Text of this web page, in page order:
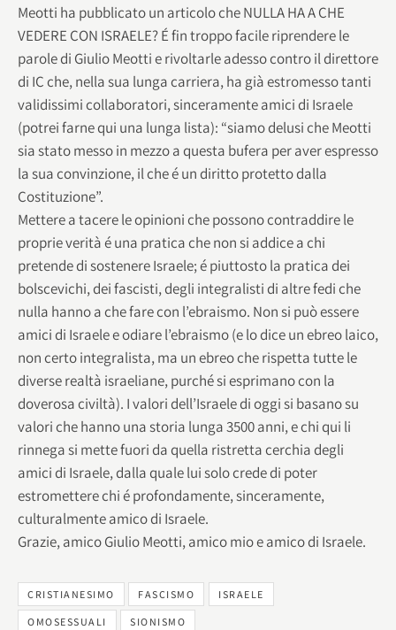
Meotti ha pubblicato un articolo che NULLA HA A CHE
VEDERE CON ISRAELE? É fin troppo facile riprendere le
parole di Giulio Meotti e rivoltarle adesso contro il direttore
di IC che, nella sua lunga carriera, ha già estromesso tanti
validissimi collaboratori, sinceramente amici di Israele
(potrei farne qui una lunga lista): “siamo delusi che Meotti
sia stato messo in mezzo a questa bufera per aver espresso
la sua convinzione, il che é un diritto protetto dalla
Costituzione”.
Mettere a tacere le opinioni che possono contraddire le
proprie verità é una pratica che non si addice a chi
pretende di sostenere Israele; é piuttosto la pratica dei
bolscevichi, dei fascisti, degli integralisti di altre fedi che
nulla hanno a che fare con l’ebraismo. Non si può essere
amici di Israele e odiare l’ebraismo (e lo dice un ebreo laico,
non certo integralista, ma un ebreo che rispetta tutte le
diverse realtà israeliane, purché si esprimano con la
doverosa civiltà). I valori dell’Israele di oggi si basano su
valori che hanno una storia lunga 3500 anni, e chi qui li
rinnega si mette fuori da quella ristretta cerchia degli
amici di Israele, dalla quale lui solo crede di poter
estromettere chi é profondamente, sinceramente,
culturalmente amico di Israele.
Grazie, amico Giulio Meotti, amico mio e amico di Israele.
CRISTIANESIMO FASCISMO ISRAELE
OMOSESSUALI SIONISMO